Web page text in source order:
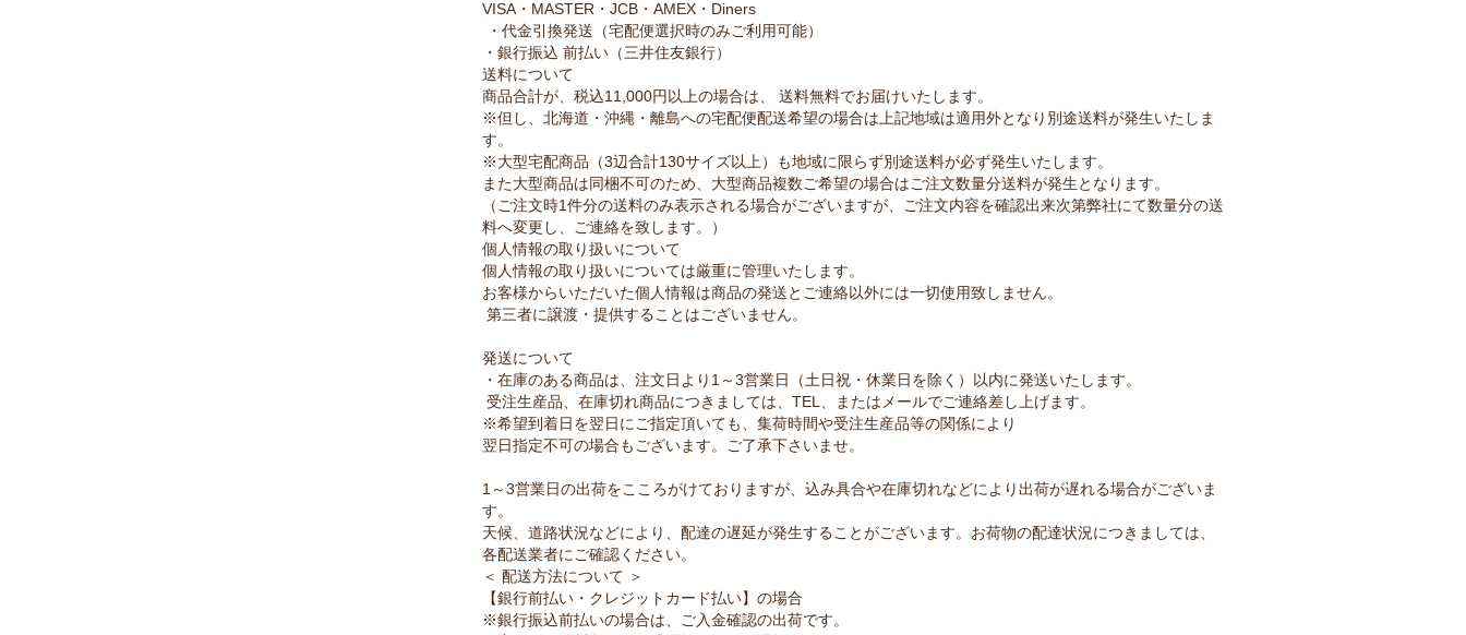
VISA・MASTER・JCB・AMEX・Diners
・代金引換発送（宅配便選択時のみご利用可能）
・銀行振込 前払い（三井住友銀行）
送料について
商品合計が、税込11,000円以上の場合は、 送料無料でお届けいたします。
※但し、北海道・沖縄・離島への宅配便配送希望の場合は上記地域は適用外となり別途送料が発生いたしま
す。
※大型宅配商品（3辺合計130サイズ以上）も地域に限らず別途送料が必ず発生いたします。
また大型商品は同梱不可のため、大型商品複数ご希望の場合はご注文数量分送料が発生となります。
（ご注文時1件分の送料のみ表示される場合がございますが、ご注文内容を確認出来次第弊社にて数量分の送
料へ変更し、ご連絡を致します。）
個人情報の取り扱いについて
個人情報の取り扱いについては厳重に管理いたします。
お客様からいただいた個人情報は商品の発送とご連絡以外には一切使用致しません。
第三者に譲渡・提供することはございません。
発送について
・在庫のある商品は、注文日より1～3営業日（土日祝・休業日を除く）以内に発送いたします。
受注生産品、在庫切れ商品につきましては、TEL、またはメールでご連絡差し上げます。
※希望到着日を翌日にご指定頂いても、集荷時間や受注生産品等の関係により
翌日指定不可の場合もございます。ご了承下さいませ。
1～3営業日の出荷をこころがけておりますが、込み具合や在庫切れなどにより出荷が遅れる場合がございま
す。
天候、道路状況などにより、配達の遅延が発生することがございます。お荷物の配達状況につきましては、
各配送業者にご確認ください。
＜ 配送方法について ＞
【銀行前払い・クレジットカード払い】の場合
※銀行振込前払いの場合は、ご入金確認の出荷です。